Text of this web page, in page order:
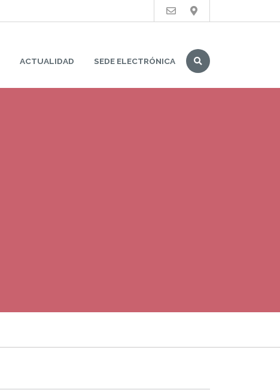
ACTUALIDAD SEDE ELECTRÓNICA
Buscar